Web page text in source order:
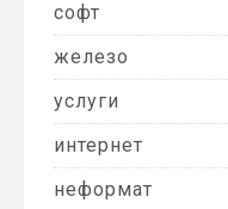
софт
железо
услуги
интернет
неформат